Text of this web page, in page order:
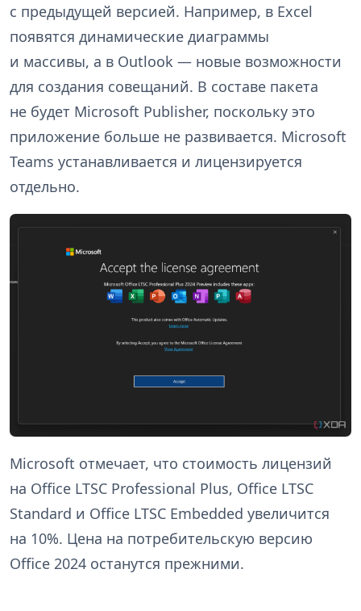
с предыдущей версией. Например, в Excel
появятся динамические диаграммы
и массивы, а в Outlook — новые возможности
для создания совещаний. В составе пакета
не будет Microsoft Publisher, поскольку это
приложение больше не развивается. Microsoft
Teams устанавливается и лицензируется
отдельно.
Microsoft отмечает, что стоимость лицензий
на Office LTSC Professional Plus, Office LTSC
Standard и Office LTSC Embedded увеличится
на 10%. Цена на потребительскую версию
Office 2024 останутся прежними.